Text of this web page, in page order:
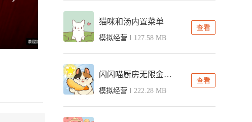
猫咪和汤内置菜单
模拟经营 127.58 MB
查看
闪闪喵厨房无限金币版
模拟经营 222.28 MB
查看